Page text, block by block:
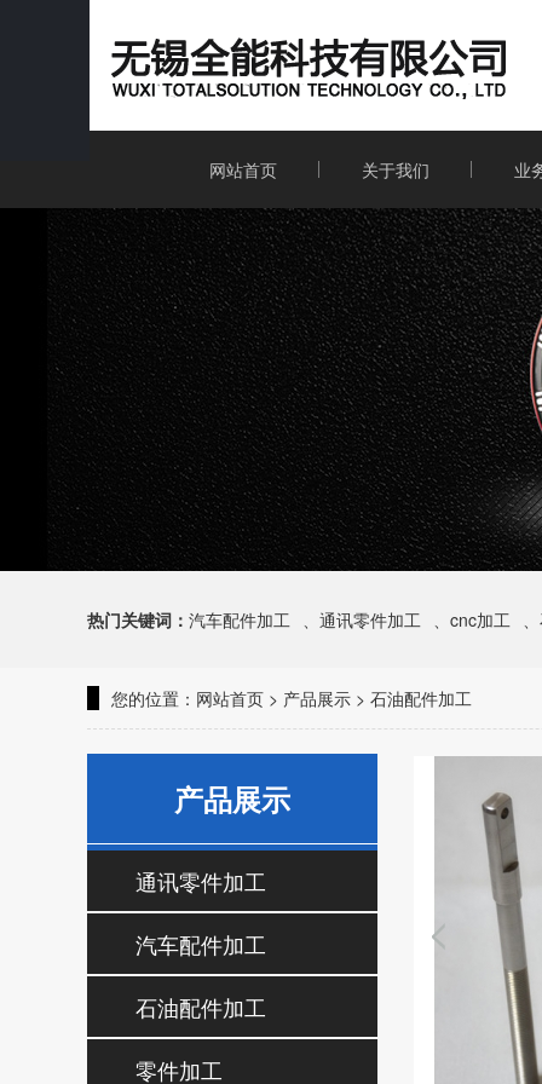
网站首页 关于我们 业
热门关键词： 汽车配件加工 、 通讯零件加工 、 cnc加工 、
您的位置： 网站首页 > 产品展示 > 石油配件加工
产品展示
通讯零件加工
汽车配件加工
石油配件加工
零件加工